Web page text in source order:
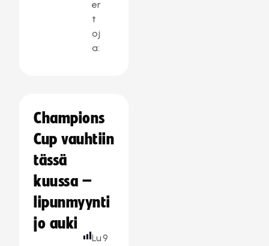
er
t
oj
a:
Champions
Cup vauhtiin
tässä
kuussa –
lipunmyynti
jo auki
Lu9